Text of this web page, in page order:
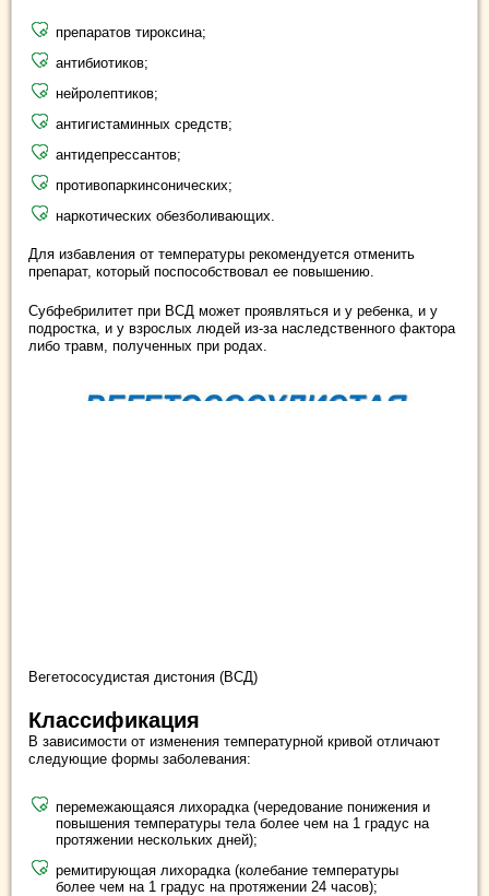
препаратов тироксина;
антибиотиков;
нейролептиков;
антигистаминных средств;
антидепрессантов;
противопаркинсонических;
наркотических обезболивающих.
Для избавления от температуры рекомендуется отменить
препарат, который поспособствовал ее повышению.
Субфебрилитет при ВСД может проявляться и у ребенка, и у
подростка, и у взрослых людей из-за наследственного фактора
либо травм, полученных при родах.
Вегетососудистая дистония (ВСД)
Классификация
В зависимости от изменения температурной кривой отличают
следующие формы заболевания:
перемежающаяся лихорадка (чередование понижения и
повышения температуры тела более чем на 1 градус на
протяжении нескольких дней);
ремитирующая лихорадка (колебание температуры
более чем на 1 градус на протяжении 24 часов);